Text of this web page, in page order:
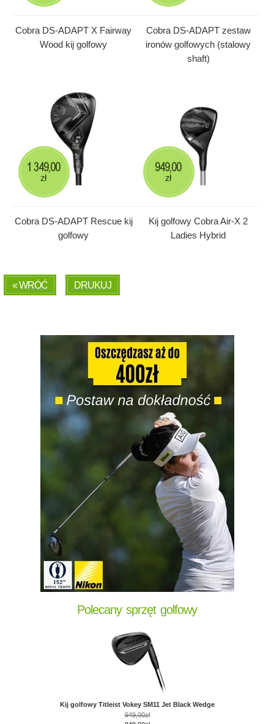
Cobra DS-ADAPT X Fairway
Wood kij golfowy
Cobra DS-ADAPT zestaw
ironów golfowych (stalowy
shaft)
Cobra DS-ADAPT Rescue kij
golfowy
1 349,00
zł
Kij golfowy Cobra Air-X 2
Ladies Hybrid
949,00
zł
« WRÓĆ DRUKUJ
Polecany sprzęt golfowy
Kij golfowy Titleist Vokey SM11 Jet Black Wedge
949,00zł